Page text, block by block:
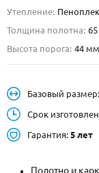
О НАС
Металлические
НАЙТИ:
Утепление:
Толщина полотна:
Высота порога: 44 мм
Базовый размер:
Срок
Гарантия: 5 лет
Полотно и